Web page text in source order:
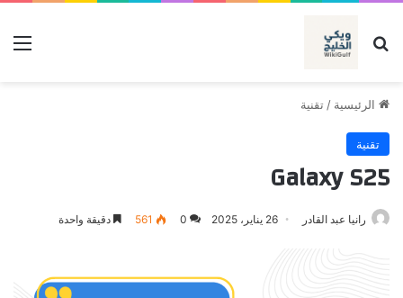
بحث عن
الرئيسية / تقنية
تقنية
Galaxy S25
رانيا عبد القادر 26 يناير، 2025 0
561 دقيقة واحدة